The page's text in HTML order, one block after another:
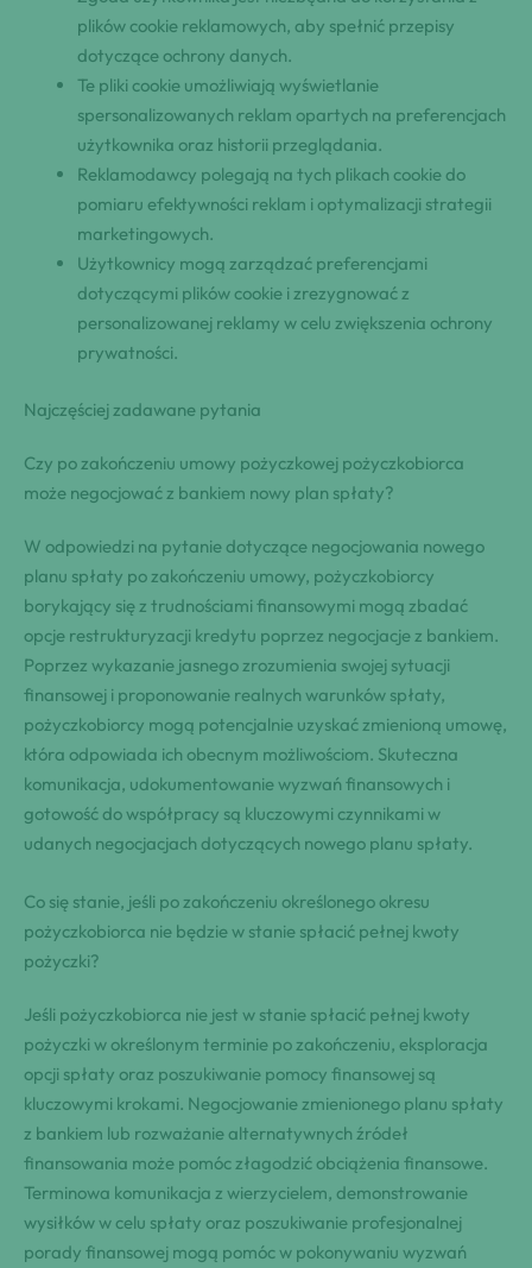
plików cookie reklamowych, aby spełnić przepisy
dotyczące ochrony danych.
Te pliki cookie umożliwiają wyświetlanie
spersonalizowanych reklam opartych na preferencjach
użytkownika oraz historii przeglądania.
Reklamodawcy polegają na tych plikach cookie do
pomiaru efektywności reklam i optymalizacji strategii
marketingowych.
Użytkownicy mogą zarządzać preferencjami
dotyczącymi plików cookie i zrezygnować z
personalizowanej reklamy w celu zwiększenia ochrony
prywatności.
Najczęściej zadawane pytania
Czy po zakończeniu umowy pożyczkowej pożyczkobiorca
może negocjować z bankiem nowy plan spłaty?
W odpowiedzi na pytanie dotyczące negocjowania nowego
planu spłaty po zakończeniu umowy, pożyczkobiorcy
borykający się z trudnościami finansowymi mogą zbadać
opcje restrukturyzacji kredytu poprzez negocjacje z bankiem.
Poprzez wykazanie jasnego zrozumienia swojej sytuacji
finansowej i proponowanie realnych warunków spłaty,
pożyczkobiorcy mogą potencjalnie uzyskać zmienioną umowę,
która odpowiada ich obecnym możliwościom. Skuteczna
komunikacja, udokumentowanie wyzwań finansowych i
gotowość do współpracy są kluczowymi czynnikami w
udanych negocjacjach dotyczących nowego planu spłaty.
Co się stanie, jeśli po zakończeniu określonego okresu
pożyczkobiorca nie będzie w stanie spłacić pełnej kwoty
pożyczki?
Jeśli pożyczkobiorca nie jest w stanie spłacić pełnej kwoty
pożyczki w określonym terminie po zakończeniu, eksploracja
opcji spłaty oraz poszukiwanie pomocy finansowej są
kluczowymi krokami. Negocjowanie zmienionego planu spłaty
z bankiem lub rozważanie alternatywnych źródeł
finansowania może pomóc złagodzić obciążenia finansowe.
Terminowa komunikacja z wierzycielem, demonstrowanie
wysiłków w celu spłaty oraz poszukiwanie profesjonalnej
porady finansowej mogą pomóc w pokonywaniu wyzwań